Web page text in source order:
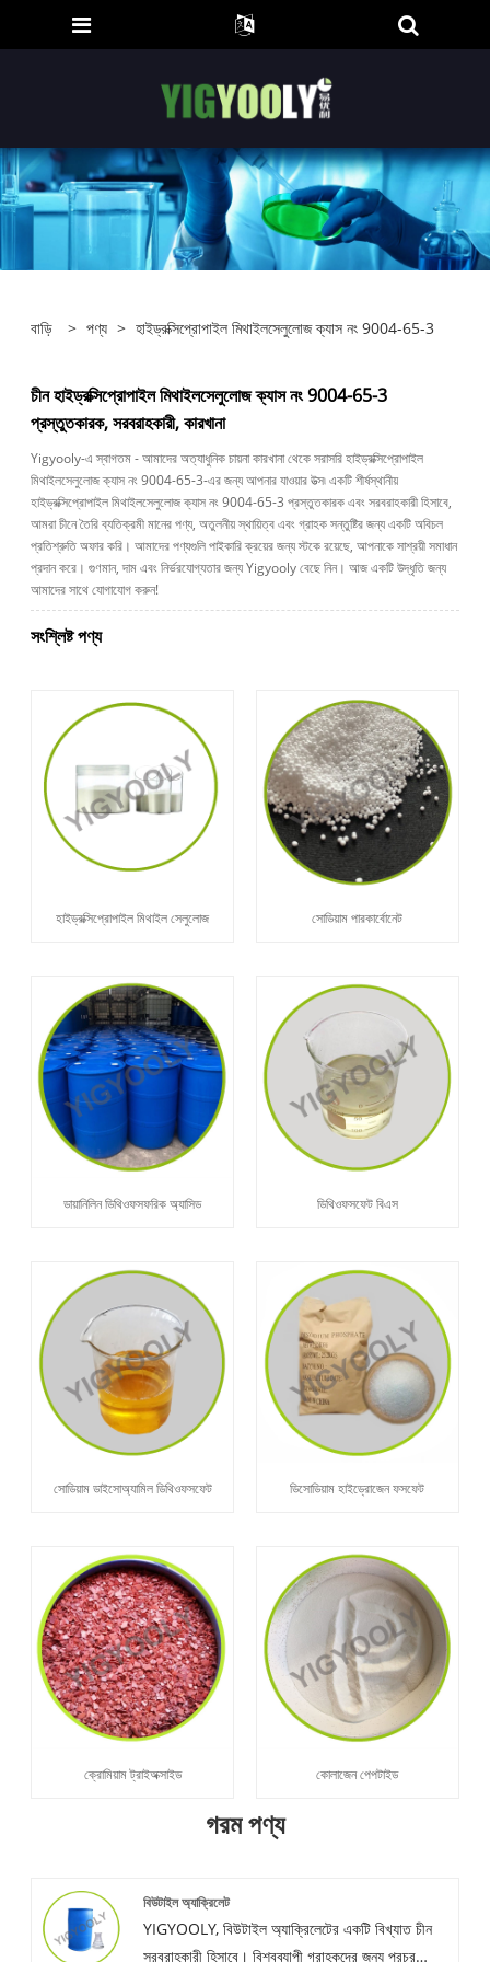
বাড়ি > পণ্য > হাইড্রক্সিপ্রোপাইল মিথাইলসেলুলোজ ক্যাস নং 9004-65-3
চীন হাইড্রক্সিপ্রোপাইল মিথাইলসেলুলোজ ক্যাস নং 9004-65-3
প্রস্তুতকারক, সরবরাহকারী, কারখানা
Yigyooly-এ স্বাগতম - আমাদের অত্যাধুনিক চায়না কারখানা থেকে সরাসরি হাইড্রক্সিপ্রোপাইল
মিথাইলসেলুলোজ ক্যাস নং 9004-65-3-এর জন্য আপনার যাওয়ার উত্স৷ একটি শীর্ষস্থানীয়
হাইড্রক্সিপ্রোপাইল মিথাইলসেলুলোজ ক্যাস নং 9004-65-3 প্রস্তুতকারক এবং সরবরাহকারী হিসাবে,
আমরা চীনে তৈরি ব্যতিক্রমী মানের পণ্য, অতুলনীয় স্থায়িত্ব এবং গ্রাহক সন্তুষ্টির জন্য একটি অবিচল
প্রতিশ্রুতি অফার করি। আমাদের পণ্যগুলি পাইকারি ক্রয়ের জন্য স্টকে রয়েছে, আপনাকে সাশ্রয়ী সমাধান
প্রদান করে। গুণমান, দাম এবং নির্ভরযোগ্যতার জন্য Yigyooly বেছে নিন। আজ একটি উদ্ধৃতি জন্য
আমাদের সাথে যোগাযোগ করুন!
সংশ্লিষ্ট পণ্য
হাইড্রক্সিপ্রোপাইল মিথাইল সেলুলোজ সোডিয়াম পারকার্বোনেট
ডায়ানিলিন ডিথিওফসফরিক অ্যাসিড ডিথিওফসফেট বিএস
সোডিয়াম ডাইসোঅ্যামিল ডিথিওফসফেট ডিসোডিয়াম হাইড্রোজেন ফসফেট
ক্রোমিয়াম ট্রাইঅক্সাইড কোলাজেন পেপটাইড
গরম পণ্য
বিউটাইল অ্যাক্রিলেট
YIGYOOLY, বিউটাইল অ্যাক্রিলেটের একটি বিখ্যাত চীন
সরবরাহকারী হিসাবে। বিশ্বব্যাপী গ্রাহকদের জন্য প্রচুর